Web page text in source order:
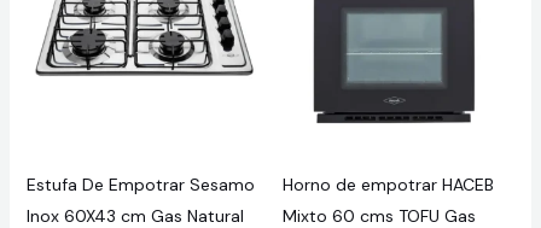
Estufa De Empotrar Sesamo
Inox 60X43 cm Gas Natural
Horno de empotrar HACEB
Mixto 60 cms TOFU Gas